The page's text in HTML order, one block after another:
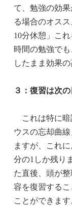
て、勉強の効
る場合のオス
10分休憩」こ
時間の勉強で
したまま効果
３：復習は次
これは特に暗
ウスの忘却曲
ますが、これ
分の1しか残り
た直後、頭が
容を復習する
ことができま